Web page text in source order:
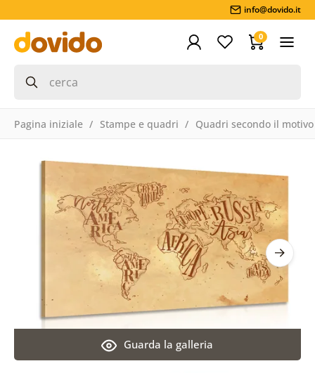
info@dovido.it
0
Pagina iniziale Stampe e quadri Quadri secondo il motivo
Guarda la galleria